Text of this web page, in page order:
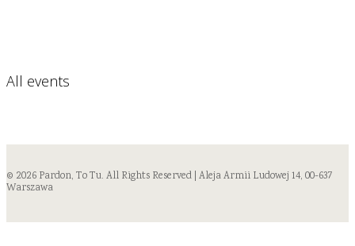
All events
© 2026 Pardon, To Tu. All Rights Reserved | Aleja Armii Ludowej 14, 00-637
Warszawa